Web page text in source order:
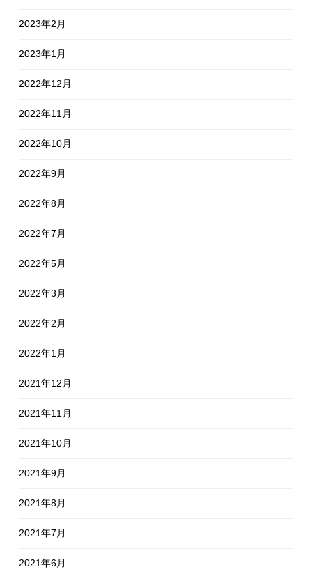
2023年2月
2023年1月
2022年12月
2022年11月
2022年10月
2022年9月
2022年8月
2022年7月
2022年5月
2022年3月
2022年2月
2022年1月
2021年12月
2021年11月
2021年10月
2021年9月
2021年8月
2021年7月
2021年6月